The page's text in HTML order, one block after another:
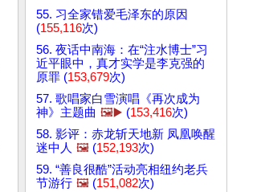
55. 习全家错爱毛泽东的原因
(155,116次)
56. 夜话中南海：在“注水博士”习
近平眼中，真才实学是李克强的
原罪 (153,679次)
57. 歌唱家白雪演唱《再次成为
神》主题曲 🖼️▶️ (153,416次)
58. 影评：赤龙斩天地新 凤凰唤醒
迷中人 🖼️ (152,193次)
59. “善良很酷”活动亮相纽约老兵
节游行 🖼️ (151,082次)